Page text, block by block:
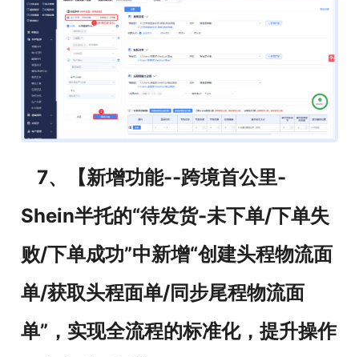
7、【新增功能--跨境首公里-
Shein半托的“待发货-未下单/下单失
败/下单成功”中新增“创建头程物流面
单/获取头程面单/同步尾程物流面
单”，实现全流程的标准化，提升操作